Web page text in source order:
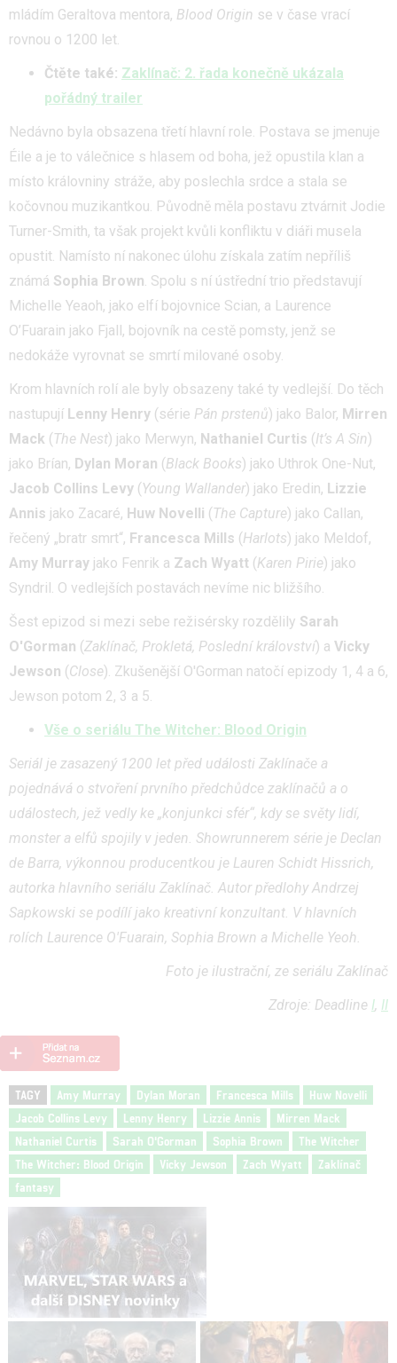
mládím Geraltova mentora, Blood Origin se v čase vrací
rovnou o 1200 let.
Čtěte také: Zaklínač: 2. řada konečně ukázala
pořádný trailer
Nedávno byla obsazena třetí hlavní role. Postava se jmenuje
Éile a je to válečnice s hlasem od boha, jež opustila klan a
místo královniny stráže, aby poslechla srdce a stala se
kočovnou muzikantkou. Původně měla postavu ztvárnit Jodie
Turner-Smith, ta však projekt kvůli konfliktu v diáři musela
opustit. Namísto ní nakonec úlohu získala zatím nepříliš
známá Sophia Brown. Spolu s ní ústřední trio představují
Michelle Yeaoh, jako elfí bojovnice Scian, a Laurence
O’Fuarain jako Fjall, bojovník na cestě pomsty, jenž se
nedokáže vyrovnat se smrtí milované osoby.
Krom hlavních rolí ale byly obsazeny také ty vedlejší. Do těch
nastupují Lenny Henry (série Pán prstenů) jako Balor, Mirren
Mack (The Nest) jako Merwyn, Nathaniel Curtis (It’s A Sin)
jako Brían, Dylan Moran (Black Books) jako Uthrok One-Nut,
Jacob Collins Levy (Young Wallander) jako Eredin, Lizzie
Annis jako Zacaré, Huw Novelli (The Capture) jako Callan,
řečený „bratr smrt“, Francesca Mills (Harlots) jako Meldof,
Amy Murray jako Fenrik a Zach Wyatt (Karen Pirie) jako
Syndril. O vedlejších postavách nevíme nic bližšího.
Šest epizod si mezi sebe režisérsky rozdělily Sarah
O'Gorman (Zaklínač, Prokletá, Poslední království) a Vicky
Jewson (Close). Zkušenější O'Gorman natočí epizody 1, 4 a 6,
Jewson potom 2, 3 a 5.
Vše o seriálu The Witcher: Blood Origin
Seriál je zasazený 1200 let před události Zaklínače a
pojednává o stvoření prvního předchůdce zaklínačů a o
událostech, jež vedly ke „konjunkci sfér“, kdy se světy lidí,
monster a elfů spojily v jeden. Showrunnerem série je Declan
de Barra, výkonnou producentkou je Lauren Schidt Hissrich,
autorka hlavního seriálu Zaklínač. Autor předlohy Andrzej
Sapkowski se podílí jako kreativní konzultant. V hlavních
rolích Laurence O'Fuarain, Sophia Brown a Michelle Yeoh.
Foto je ilustrační, ze seriálu Zaklínač
Zdroje: Deadline I, II
TAGY Amy Murray Dylan Moran Francesca Mills
Huw Novelli
Jacob Collins Levy
Lenny Henry Lizzie Annis
Mirren Mack
Nathaniel Curtis
Sarah O'Gorman Sophia Brown
The Witcher
The Witcher: Blood Origin
Vicky Jewson Zach Wyatt
Zaklínač
fantasy